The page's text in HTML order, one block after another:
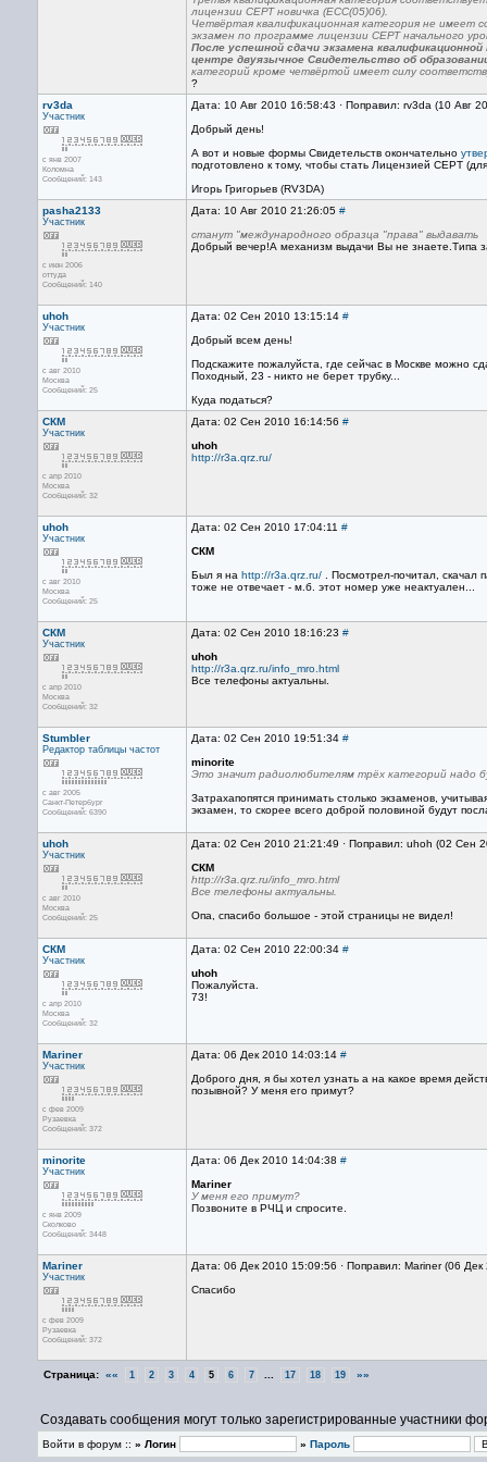
лицензии СЕРТ новичка (ECC(05)06).
Четвёртая квалификационная категория не имеет
экзамен по программе лицензии СЕРТ начального
После успешной сдачи экзамена
центре двуязычное Свидетельство об
категорий кроме четвёртой имеет силу
?
rv3da
Участник
с янв 2007
Коломна
Сообщений: 143
Дата: 10 Авг 2010 16:58:43 · Поправил: rv3da (10 Авг
Добрый день!
А вот и новые формы Свидетельств окончательно
подготовлено к тому, чтобы стать Лицензией СЕРТ
Игорь Григорьев (RV3DA)
pasha2133
Участник
с июн 2006
оттуда
Сообщений: 140
Дата: 10 Авг 2010 21:26:05 #
станут "международного образца "права" выдавать
Добрый вечер!А механизм выдачи Вы не знаете.Типа
uhoh
Участник
с авг 2010
Москва
Сообщений: 25
Дата: 02 Сен 2010 13:15:14 #
Добрый всем день!
Подскажите пожалуйста, где сейчас в Москве можно
Походный, 23 - никто не берет трубку...
Куда податься?
СКМ
Участник
с апр 2010
Москва
Сообщений: 32
Дата: 02 Сен 2010 16:14:56 #
uhoh
http://r3a.qrz.ru/
uhoh
Участник
с авг 2010
Москва
Сообщений: 25
Дата: 02 Сен 2010 17:04:11 #
СКМ
Был я на http://r3a.qrz.ru/ . Посмотрел-почитал, скачал
тоже не отвечает - м.б. этот номер уже неактуален...
СКМ
Участник
с апр 2010
Москва
Сообщений: 32
Дата: 02 Сен 2010 18:16:23 #
uhoh
http://r3a.qrz.ru/info_mro.html
Все телефоны актуальны.
Stumbler
Редактор таблицы частот
с авг 2005
Санкт-Петербург
Сообщений: 6390
Дата: 02 Сен 2010 19:51:34 #
minorite
Это значит радиолюбителям трёх категорий надо
Затрахапопятся принимать столько экзаменов,
экзамен, то скорее всего доброй половиной будут
uhoh
Участник
с авг 2010
Москва
Сообщений: 25
Дата: 02 Сен 2010 21:21:49 · Поправил: uhoh (02 Сен
СКМ
http://r3a.qrz.ru/info_mro.html
Все телефоны актуальны.
Опа, спасибо большое - этой страницы не видел!
СКМ
Участник
с апр 2010
Москва
Сообщений: 32
Дата: 02 Сен 2010 22:00:34 #
uhoh
Пожалуйста.
73!
Mariner
Участник
с фев 2009
Рузаевка
Сообщений: 372
Дата: 06 Дек 2010 14:03:14 #
Доброго дня, я бы хотел узнать а на какое время
позывной? У меня его примут?
minorite
Участник
с янв 2009
Сколково
Сообщений: 3448
Дата: 06 Дек 2010 14:04:38 #
Mariner
У меня его примут?
Позвоните в РЧЦ и спросите.
Mariner
Участник
с фев 2009
Рузаевка
Сообщений: 372
Дата: 06 Дек 2010 15:09:56 · Поправил: Mariner (06
Спасибо
Страница: «« 1 2 3 4 5 6 7 17 18 19 »»
Создавать сообщения могут только зарегистрированные участники
Войти в форум :: » Логин » Пароль